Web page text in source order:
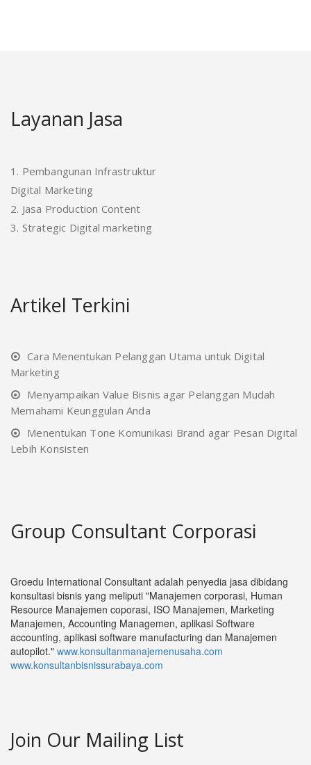
Layanan Jasa
1. Pembangunan Infrastruktur
Digital Marketing
2. Jasa Production Content
3. Strategic Digital marketing
Artikel Terkini
Cara Menentukan Pelanggan Utama untuk Digital
Marketing
Menyampaikan Value Bisnis agar Pelanggan Mudah
Memahami Keunggulan Anda
Menentukan Tone Komunikasi Brand agar Pesan Digital
Lebih Konsisten
Group Consultant Corporasi
Groedu International Consultant adalah penyedia jasa dibidang
konsultasi bisnis yang meliputi "Manajemen corporasi, Human
Resource Manajemen coporasi, ISO Manajemen, Marketing
Manajemen, Accounting Managemen, aplikasi Software
accounting, aplikasi software manufacturing dan Manajemen
autopilot." www.konsultanmanajemenusaha.com
www.konsultanbisnissurabaya.com
Join Our Mailing List